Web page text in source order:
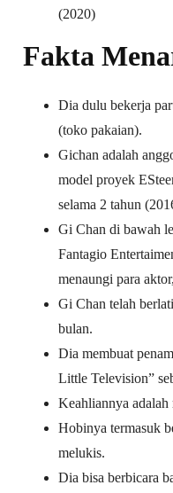
(2020)
Fakta
Dia dulu bekerja
(toko pakaian).
Gichan adalah
model proyek
selama 2 tahun
Gi Chan di bawah
Fantagio
menaungi para
Gi Chan telah
bulan.
Dia membuat
Little Television”
Keahliannya adalah
Hobinya termasuk
melukis.
Dia bisa berbicara